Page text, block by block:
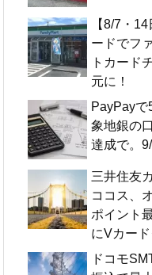
【8/7・
ードでフ
トカード
元に！
PayPayで
象地銀の
達成で。
三井住友
ココス、
ポイント
にVカー
ドコモ